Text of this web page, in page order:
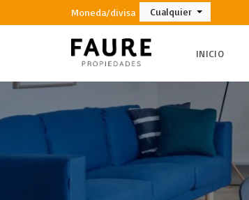
Moneda/divisa Cualquier
INICIO